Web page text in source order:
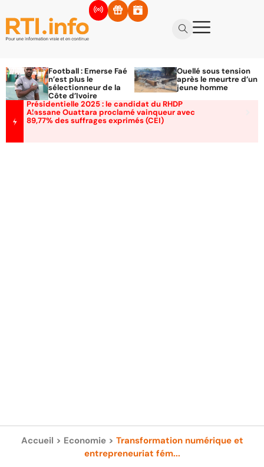
Football : Emerse Faé
n’est plus le
sélectionneur de la
Côte d’Ivoire
Ouellé sous tension
après le meurtre d’un
jeune homme
Présidentielle 2025 : le candidat du RHDP
Alassane Ouattara proclamé vainqueur avec
89,77% des suffrages exprimés (CEI)
Accueil > Economie> Transformation numérique et
entrepreneuriat fém...